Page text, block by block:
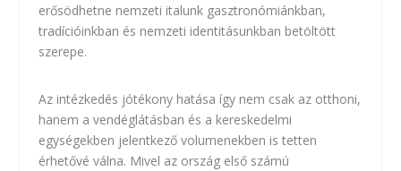
erősödhetne nemzeti italunk gasztronómiánkban,
tradícióinkban és nemzeti identitásunkban betöltött
szerepe.
Az intézkedés jótékony hatása így nem csak az otthoni,
hanem a vendéglátásban és a kereskedelmi
egységekben jelentkező volumenekben is tetten
érhetővé válna. Mivel az ország első számú